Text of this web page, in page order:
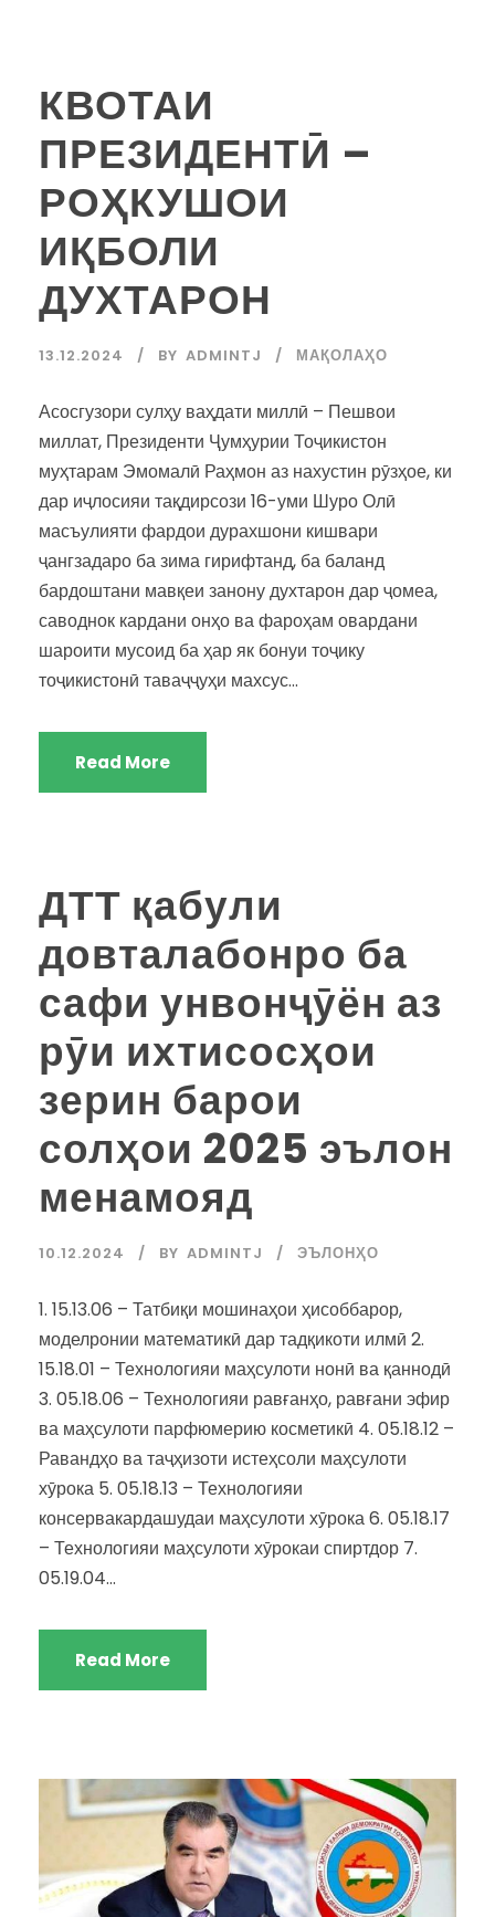
КВОТАИ
ПРЕЗИДЕНТӢ –
РОҲКУШОИ
ИҚБОЛИ
ДУХТАРОН
13.12.2024 BY ADMINTJ МАҚОЛАҲО
Асосгузори сулҳу ваҳдати миллӣ – Пешвои
миллат, Президенти Ҷумҳурии Тоҷикистон
муҳтарам Эмомалӣ Раҳмон аз нахустин рӯзҳое, ки
дар иҷлосияи тақдирсози 16-уми Шуро Олӣ
масъулияти фардои дурахшони кишвари
ҷангзадаро ба зима гирифтанд, ба баланд
бардоштани мавқеи занону духтарон дар ҷомеа,
саводнок кардани онҳо ва фароҳам овардани
шароити мусоид ба ҳар як бонуи тоҷику
тоҷикистонӣ таваҷҷуҳи махсус...
Read More
ДТТ қабули
довталабонро ба
сафи унвонҷӯён аз
рӯи ихтисосҳои
зерин барои
солҳои 2025 эълон
менамояд
10.12.2024 BY ADMINTJ ЭЪЛОНҲО
1. 15.13.06 – Татбиқи мошинаҳои ҳисоббарор,
моделронии математикӣ дар тадқикоти илмӣ 2.
15.18.01 – Технологияи маҳсулоти нонӣ ва қаннодӣ
3. 05.18.06 – Технологияи равғанҳо, равғани эфир
ва маҳсулоти парфюмерию косметикӣ 4. 05.18.12 –
Равандҳо ва таҷҳизоти истеҳсоли маҳсулоти
хӯрока 5. 05.18.13 – Технологияи
консервакардашудаи маҳсулоти хӯрока 6. 05.18.17
– Технологияи маҳсулоти хӯрокаи спиртдор 7.
05.19.04...
Read More